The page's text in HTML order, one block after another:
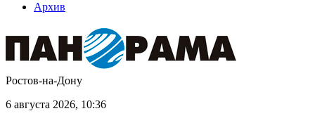
Архив
Ростов-на-Дону
6 августа 2026, 10:36